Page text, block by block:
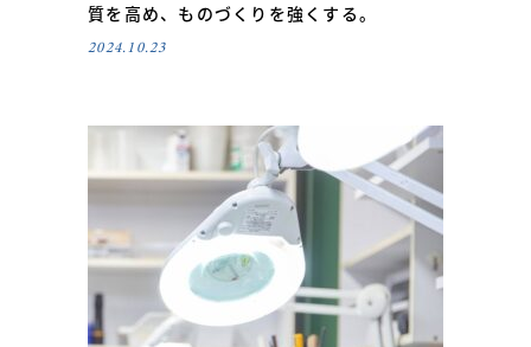
質を高め、ものづくりを強くする。
2024.10.23